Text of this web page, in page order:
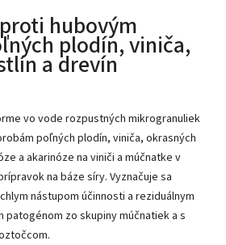
hubovým
plodín, viniča,
a drevín
vo vode rozpustných mikrogranuliek
poľných plodín, viniča, okrasných
a akarinóze na viniči a múčnatke v
na báze síry. Vyznačuje sa
nástupom účinnosti a reziduálnym
zo skupiny múčnatiek a s